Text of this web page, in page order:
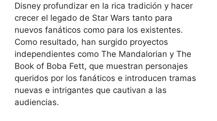
Disney profundizar en la rica tradición y hacer
crecer el legado de Star Wars tanto para
nuevos fanáticos como para los existentes.
Como resultado, han surgido proyectos
independientes como The Mandalorian y The
Book of Boba Fett, que muestran personajes
queridos por los fanáticos e introducen tramas
nuevas e intrigantes que cautivan a las
audiencias.